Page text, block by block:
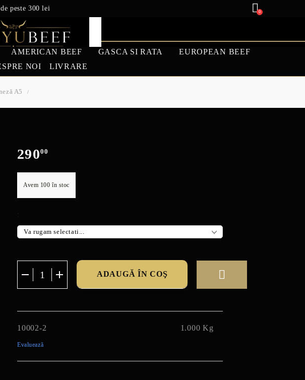
peste 300 lei
0
AMERICAN BEEF GASCA SI RATA
EUROPEAN BEEF
NOI LIVRARE
A5
29000
Avem 100în stoc
10002-2 1.000 Kg
Evaluează